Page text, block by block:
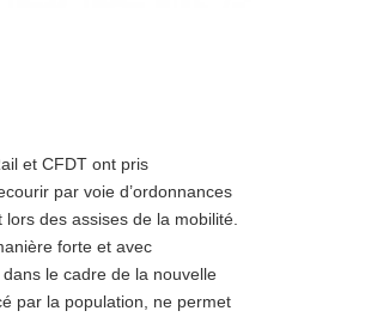
et CFDT ont pris
par voie d’ordonnances
des assises de la mobilité.
forte et avec
le cadre de la nouvelle
par la population, ne permet